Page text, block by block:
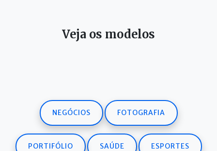
Veja os modelos
NEGÓCIOS FOTOGRAFIA
PORTIFÓLIO SAÚDE ESPORTES